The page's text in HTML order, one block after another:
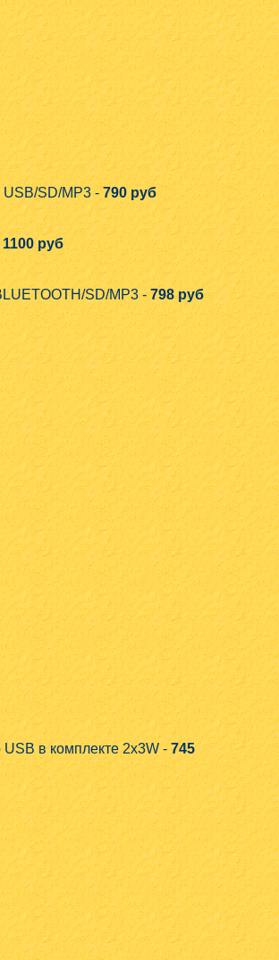
USB/SD/MP3 -790 руб
1100 руб
SD/MP3 -798 руб
в комплекте 2x3W -745